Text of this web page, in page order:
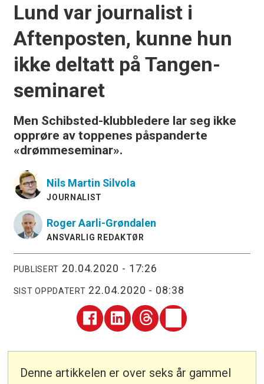
Lund var journalist i
Aftenposten, kunne hun
ikke deltatt på Tangen-
seminaret
Men Schibsted-klubbledere lar seg ikke
opprøre av toppenes påspanderte
«drømmeseminar».
Nils Martin Silvola
JOURNALIST
RogerAarli-Grøndalen
ANSVARLIG REDAKTØR
PUBLISERT 20.04.2020 - 17:26
SIST OPPDATERT 22.04.2020 - 08:38
Denne artikkelen er over seks år gammel